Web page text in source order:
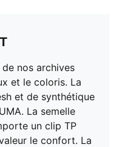
nos archives
et le coloris. La
et de synthétique
La semelle
un clip TP
le confort. La